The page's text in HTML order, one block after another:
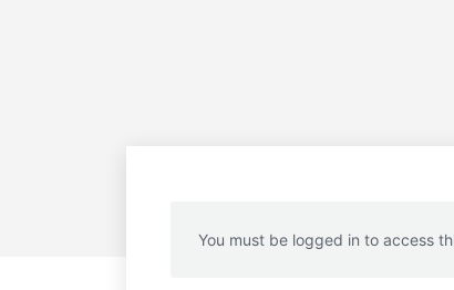
2
You must be logged in to access